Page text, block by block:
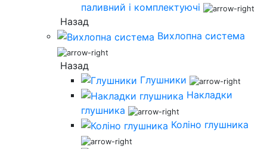
паливний і комплектуючі
Назад
Вихлопна система
Назад
Глушники
Накладки
глушника
Коліно глушника